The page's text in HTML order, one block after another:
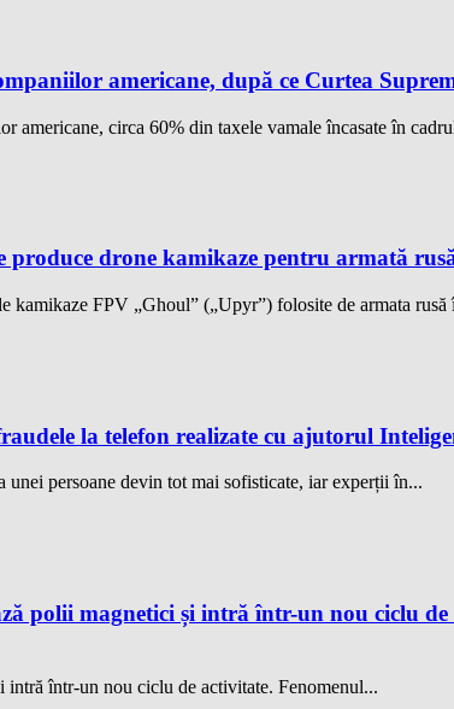
americane, după ce Curtea
americane, circa 60% din taxele vamale încasate în
drone kamikaze pentru armată
FPV „Ghoul” („Upyr”) folosite de armata
la telefon realizate cu ajutorul
persoane devin tot mai sofisticate, iar experții în...
polii magnetici și intră într-un nou ciclu de
intră într-un nou ciclu de activitate. Fenomenul...